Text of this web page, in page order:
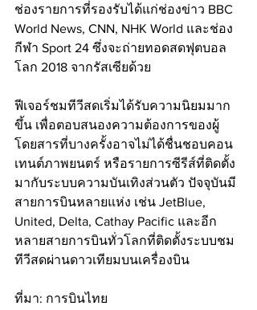
ช่องรายการที่รองรับได้แก่ช่องข่าว BBC
World News, CNN, NHK World และช่อง
กีฬา Sport 24 ซึ่งจะถ่ายทอดสดฟุตบอล
โลก 2018 จากรัสเซียด้วย
ฟีเจอร์ชมทีวีสดเริ่มได้รับความนิยมมาก
ขึ้น เพื่อตอบสนองความต้องการของผู้
โดยสารที่บางครั้งอาจไม่ได้ชื่นชอบคอน
เทนต์ภาพยนตร์ หรือรายการซีรีส์ที่ติดตั้ง
มากับระบบความบันเทิงส่วนตัว ปัจจุบันมี
สายการบินหลายแห่ง เช่น JetBlue,
United, Delta, Cathay Pacific และอีก
หลายสายการบินทั่วโลกที่ติดตั้งระบบชม
ทีวีสดผ่านดาวเทียมบนเครื่องบิน
ที่มา: การบินไทย